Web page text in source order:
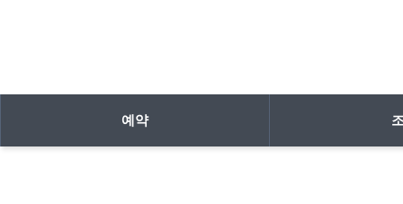
예약